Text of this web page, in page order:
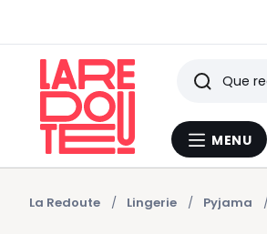
Menu
MENU
vus
La Redoute Lingerie Pyjama